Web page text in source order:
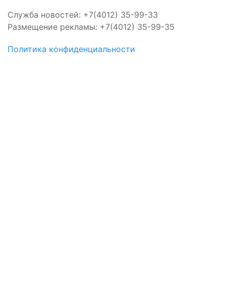
Служба новостей: +7(4012) 35-99-33
Размещение рекламы: +7(4012) 35-99-35
Политика конфиденциальности